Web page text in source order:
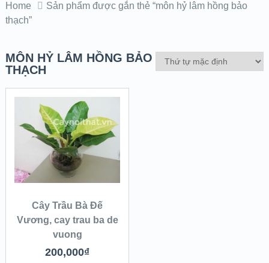
Home
Sản phẩm được gắn thẻ “môn hỷ lâm hồng bảo
thạch”
MÔN HỶ LÂM HỒNG BẢO
THẠCH
QUICK LOOK
VIEW DETAILS
THÊM VÀO
GIỎ
Cây Trầu Bà Đế
Vương, cay trau ba de
vuong
200,000₫